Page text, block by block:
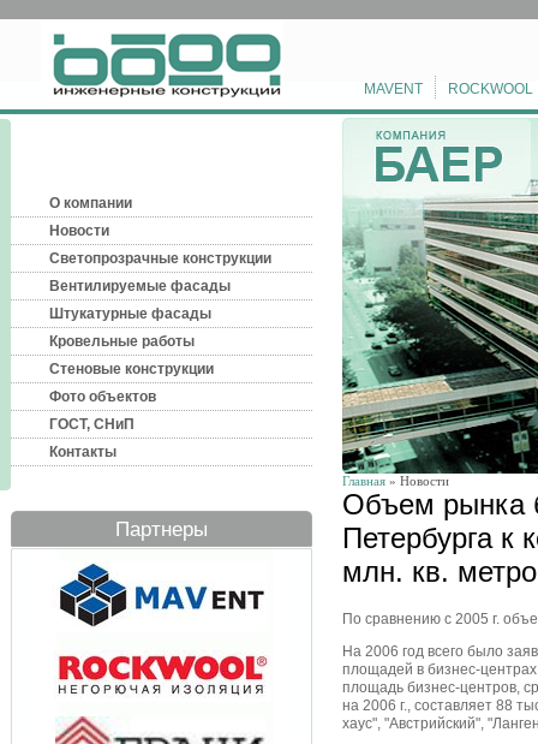
MAVENT ROCKWOOL
О компании
Новости
Светопрозрачные конструкции
Вентилируемые фасады
Штукатурные фасады
Кровельные работы
Стеновые конструкции
Фото объектов
ГОСТ, СНиП
Контакты
Партнеры
Главная » Новости
Объем рынка
Петербурга к
млн. кв.
По сравнению с 2005 г.
На 2006 год всего было
площадей в бизнес-
площадь бизнес-центров,
на 2006 г., составляет 88
хаус", "Австрийский",